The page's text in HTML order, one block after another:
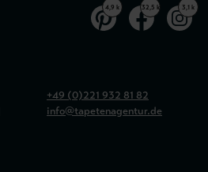
4,9 k 32,5 k 3,1 k
+49 (0)221 932 81 82
info@tapetenagentur.de